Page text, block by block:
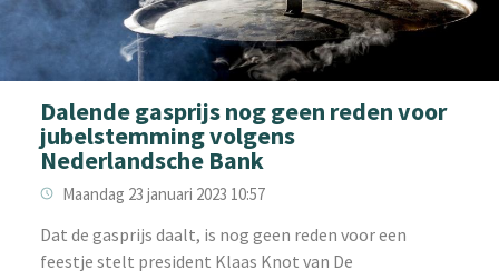
Dalende gasprijs nog geen reden voor
jubelstemming volgens
Nederlandsche Bank
Maandag 23 januari 2023 10:57
Dat de gasprijs daalt, is nog geen reden voor een
feestje stelt president Klaas Knot van De